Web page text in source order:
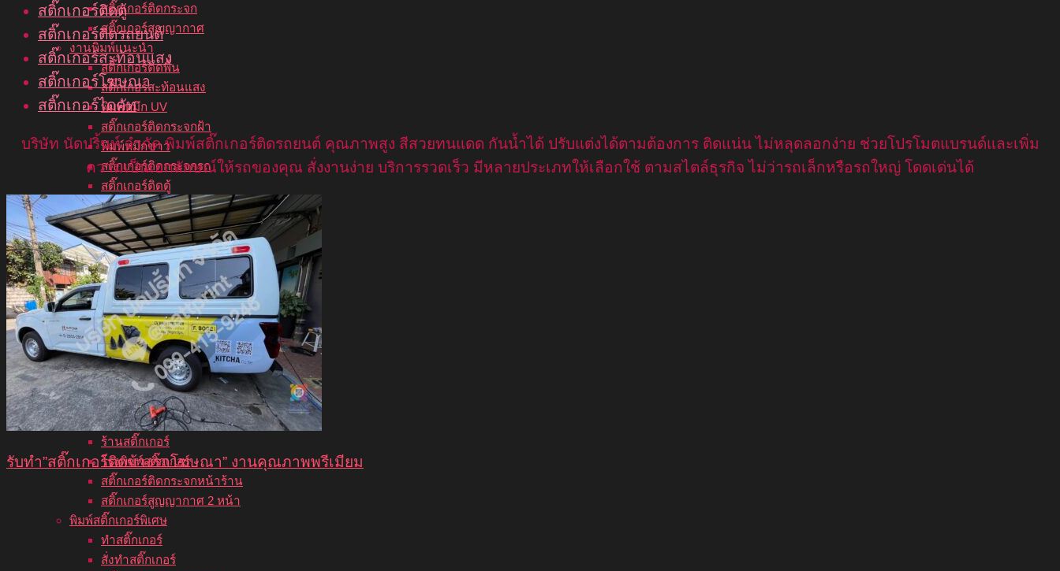
สติ๊กเกอร์ติดกระจก
สติ๊กเกอร์สูญญากาศ
งานพิมพ์แนะนำ
สติ๊กเกอร์ติดพื้น
สติ๊กเกอร์สะท้อนแสง
พิมพ์หมึก UV
สติ๊กเกอร์ติดกระจกฝ้า
พิมพ์หมึกขาว
สติ๊กเกอร์ติดกระจกรถ
สติ๊กเกอร์ติดตู้
โรงพิมพ์ฉลากสินค้า
พิมพ์สติ๊กเกอร์นูน
สติ๊กเกอร์สปอตยูวี
สติ๊กเกอร์ไดคัท 100%
ผลงานอื่นๆ
พิมพ์สติ๊กเกอร์
พิมพ์สติ๊กเกอร์การ์ตูน
ตัดสติ๊กเกอร์
สติ๊กเกอร์สินค้า
ป้ายสติ๊กเกอร์
สติ๊กเกอร์กันน้ำ
สติ๊กเกอร์โฆษณาติดรถ
ร้านสติ๊กเกอร์
โรงพิมพ์สติ๊กเกอร์
สติ๊กเกอร์ติดกระจกหน้าร้าน
สติ๊กเกอร์สูญญากาศ 2 หน้า
พิมพ์สติ๊กเกอร์พิเศษ
ทำสติ๊กเกอร์
สั่งทำสติ๊กเกอร์
สติ๊กเกอร์ติดตู้
สติ๊กเกอร์ติดรถยนต์
สติ๊กเกอร์สะท้อนแสง
สติ๊กเกอร์โฆษณา
สติ๊กเกอร์ไดคัท
บริษัท นัดปริ้นท์ จำกัด พิมพ์สติ๊กเกอร์ติดรถยนต์ คุณภาพสูง สีสวยทนแดด กันน้ำได้ ปรับแต่งได้ตามต้องการ ติดแน่น ไม่หลุดลอกง่าย ช่วยโปรโมตแบรนด์และเพิ่ม
ความเป็นเอกลักษณ์ให้รถของคุณ สั่งงานง่าย บริการรวดเร็ว มีหลายประเภทให้เลือกใช้ ตามสไตล์ธุรกิจ ไม่ว่ารถเล็กหรือรถใหญ่ โดดเด่นได้
รับทำ”สติ๊กเกอร์ติดข้างรถโฆษณา” งานคุณภาพพรีเมียม